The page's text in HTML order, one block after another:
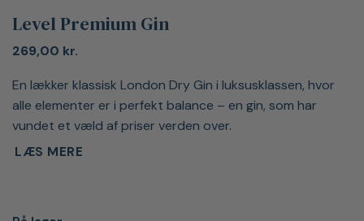
Level Premium Gin
269,00 kr.
En lækker klassisk London Dry Gin i luksusklassen, hvor
alle elementer er i perfekt balance – en gin, som har
vundet et væld af priser verden over.
LÆS MERE